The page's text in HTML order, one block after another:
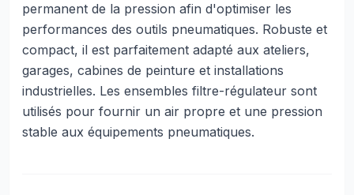
permanent de la pression afin d'optimiser les
performances des outils pneumatiques. Robuste et
compact, il est parfaitement adapté aux ateliers,
garages, cabines de peinture et installations
industrielles. Les ensembles filtre-régulateur sont
utilisés pour fournir un air propre et une pression
stable aux équipements pneumatiques.